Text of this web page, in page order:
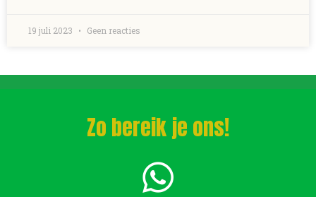
19 juli 2023 Geen reacties
Zo bereik je ons!